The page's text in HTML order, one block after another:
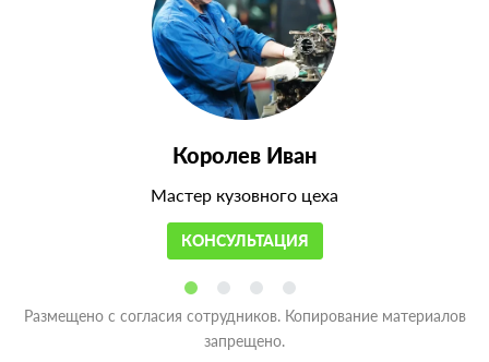
Королев Иван
Мастер кузовного цеха
КОНСУЛЬТАЦИЯ
Размещено с согласия сотрудников. Копирование материалов
запрещено.